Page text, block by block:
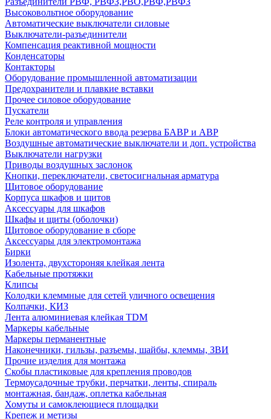
Высоковольтное оборудование
Автоматические выключатели cиловые
Выключатели-разъединители
Компенсация реактивной мощности
Конденсаторы
Контакторы
Оборудование промышленной автоматизации
Предохранители и плавкие вставки
Прочее силовое оборудование
Пускатели
Реле контроля и управления
Блоки автоматического ввода резерва БАВР и АВР
Воздушные автоматические выключатели и доп. устройства
Выключатели нагрузки
Приводы воздушных заслонок
Кнопки, переключатели, светосигнальная арматура
Щитовое оборудование
Корпуса шкафов и щитов
Аксессуары для шкафов
Шкафы и щиты (оболочки)
Щитовое оборудование в сборе
Аксессуары для электромонтажа
Бирки
Изолента, двухстороняя клейкая лента
Кабельные протяжки
Клипсы
Колодки клеммные для сетей уличного освещения
Колпачки, КИЗ
Лента алюминиевая клейкая TDM
Маркеры кабельные
Маркеры перманентные
Наконечники, гильзы, разъемы, шайбы, клеммы, ЗВИ
Прочие изделия для монтажа
Скобы пластиковые для крепления проводов
Термоусадочные трубки, перчатки, ленты, спираль
монтажная, бандаж, оплетка кабельная
Хомуты и самоклеющиеся площадки
Крепеж и метизы